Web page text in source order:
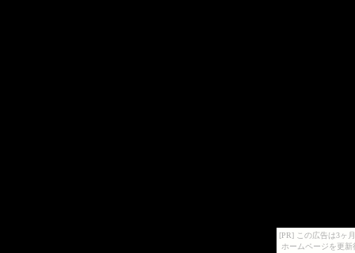
[PR] この広告は3ヶ
ホームページを更